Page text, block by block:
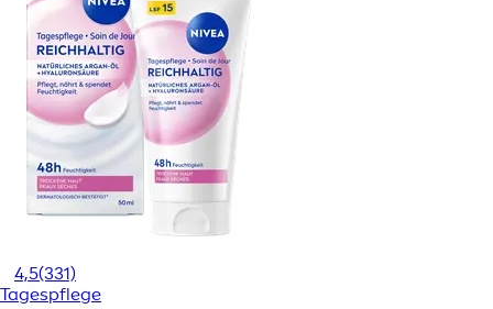
4,5(331)
Tagespflege